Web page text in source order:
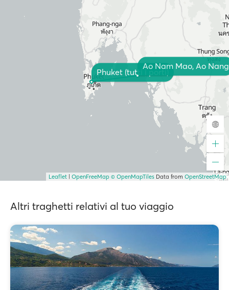
Phuket (tutti i porti)
Ao Nam Mao, Ao Nang
Leaflet OpenFreeMap © OpenMapTiles Data from OpenStreetMap
Altri traghetti relativi al tuo viaggio